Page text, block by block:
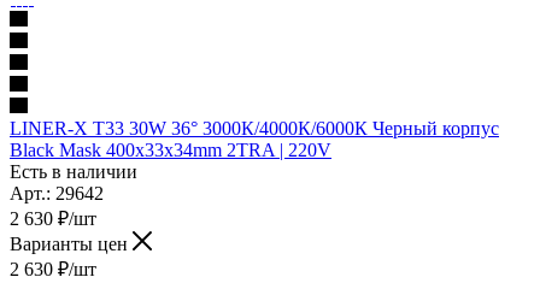
LINER-X T33 30W 36° 3000К/4000К/6000К Черный корпус
Black Mask 400х33x34mm 2TRA | 220V
Есть в наличии
Арт.: 29642
2 630 ₽/шт
Варианты цен
2 630 ₽/шт